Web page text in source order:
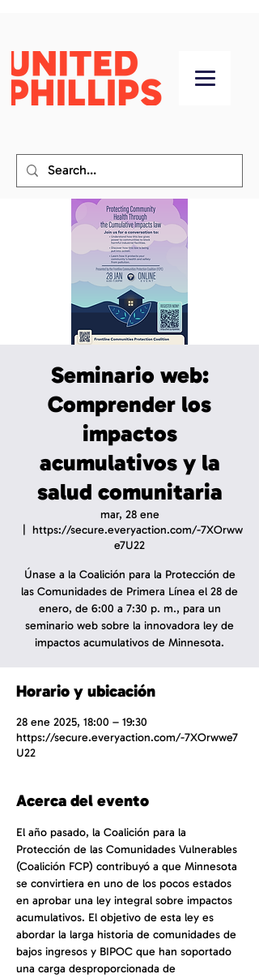
Seminario web:
Comprender los
impactos
acumulativos y la
salud comunitaria
mar, 28 ene
https://secure.everyaction.com/-7XOrww
e7U22
Únase a la Coalición para la Protección de
las Comunidades de Primera Línea el 28 de
enero, de 6:00 a 7:30 p. m., para un
seminario web sobre la innovadora ley de
impactos acumulativos de Minnesota.
Horario y ubicación
28 ene 2025, 18:00 – 19:30
https://secure.everyaction.com/-7XOrwwe7
U22
Acerca del evento
El año pasado, la Coalición para la
Protección de las Comunidades Vulnerables
(Coalición FCP) contribuyó a que Minnesota
se convirtiera en uno de los pocos estados
en aprobar una ley integral sobre impactos
acumulativos. El objetivo de esta ley es
abordar la larga historia de comunidades de
bajos ingresos y BIPOC que han soportado
una carga desproporcionada de